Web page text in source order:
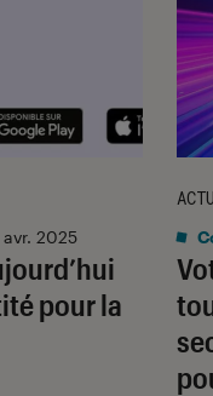
pour la
avr. 2025
ACTU